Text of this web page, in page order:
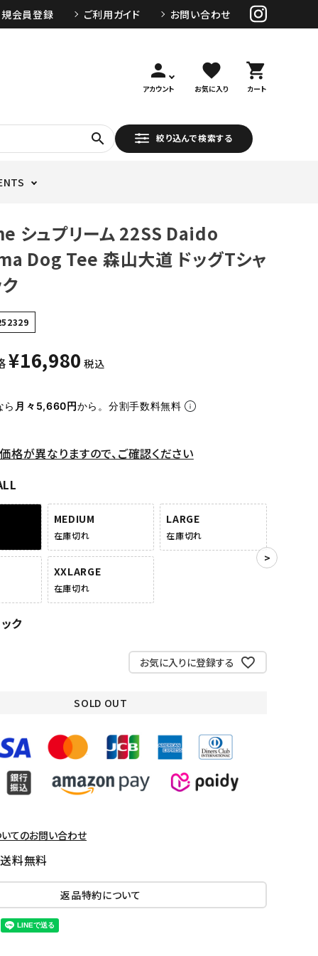
会員登録 ご利用ガイド お問い合わせ
person
アカウント
favorite
お気に入り
shopping_cart
カート
search 絞り込んで検索する
シュプリーム 22SS Daido
Dog Tee 森山大道 ドッグTシャ
¥16,980 税込
ら 月々5,660円から。分割手数料無料
格が異なりますので、ご確認ください
MEDIUM
在庫切れ
LARGE
在庫切れ
XXLARGE
在庫切れ
ク
お気に入りに登録する
SOLD OUT
てのお問い合わせ
料無料
返品特約について